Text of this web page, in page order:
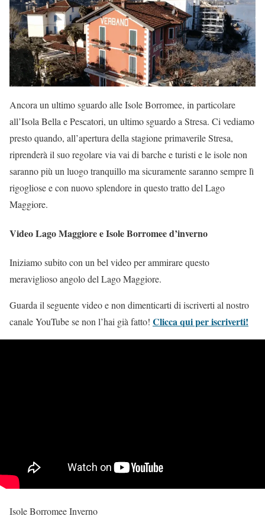
Ancora un ultimo sguardo alle Isole Borromee, in particolare
all’Isola Bella e Pescatori, un ultimo sguardo a Stresa. Ci vediamo
presto quando, all’apertura della stagione primaverile Stresa,
riprenderà il suo regolare via vai di barche e turisti e le isole non
saranno più un luogo tranquillo ma sicuramente saranno sempre lì
rigogliose e con nuovo splendore in questo tratto del Lago
Maggiore.
Video Lago Maggiore e Isole Borromee d’inverno
Iniziamo subito con un bel video per ammirare questo
meraviglioso angolo del Lago Maggiore.
Guarda il seguente video e non dimenticarti di iscriverti al nostro
canale YouTube se non l’hai già fatto! Clicca qui per iscriverti!
Isole Borromee Inverno